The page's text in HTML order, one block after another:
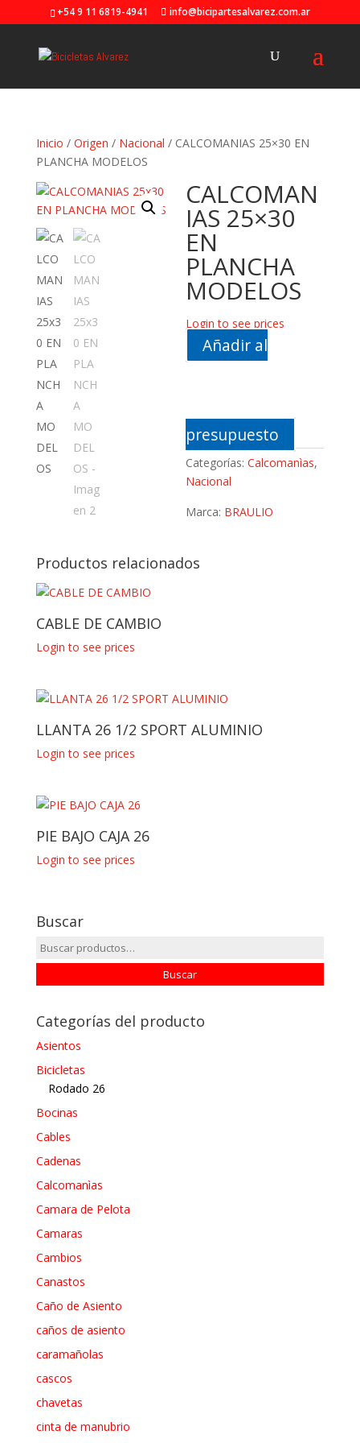
+54 9 11 6819-4941 info@bicipartesalvarez.com.ar
Inicio / Origen / Nacional / CALCOMANIAS 25×30 EN
PLANCHA MODELOS
CALCOMAN
IAS 25×30
EN
PLANCHA
MODELOS
Login to see prices
Añadir al
presupuesto
Categorías:Calcomanìas,
Nacional
Marca: BRAULIO
Productos relacionados
CABLE DE CAMBIO
Login to see prices
LLANTA 26 1/2 SPORT ALUMINIO
Login to see prices
PIE BAJO CAJA 26
Login to see prices
Buscar
Buscar
por:
Buscar
Categorías del producto
Asientos
Bicicletas
Rodado 26
Bocinas
Cables
Cadenas
Calcomanìas
Camara de Pelota
Camaras
Cambios
Canastos
Caño de Asiento
caños de asiento
caramañolas
cascos
chavetas
cinta de manubrio